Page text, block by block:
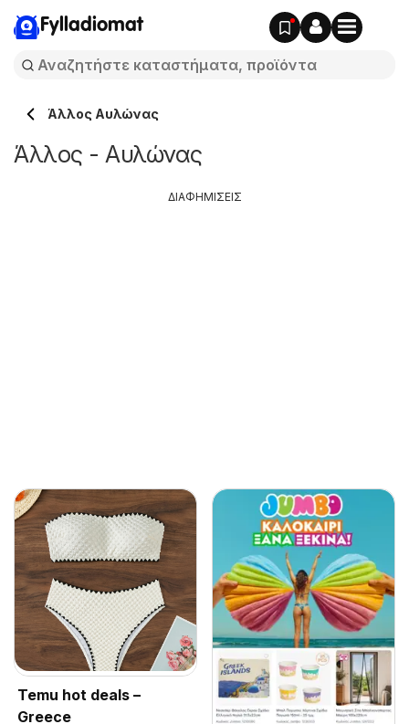
Fylladiomat
Άλλος Αυλώνας
Άλλος - Αυλώνας
Temu hot deals –
Greece
ΔΙΑΦΗΜΙΣΕΙΣ